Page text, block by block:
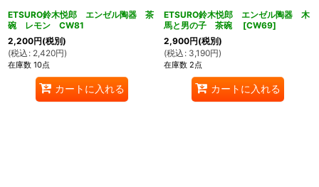
ETSURO鈴木悦郎 エンゼル陶器 茶
碗 レモン CW81
2,200円(税別)
(税込 : 2,420円)
在庫数 10点
カートに入れる
ETSURO鈴木悦郎 エンゼル陶器 木
馬と男の子 茶碗
[CW69]
2,900円(税別)
(税込 : 3,190円)
在庫数 2点
カートに入れる